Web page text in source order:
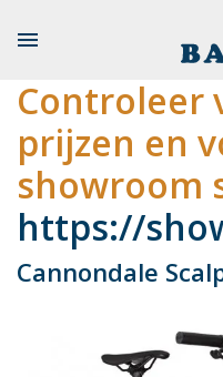

Controleer
prijzen en
showroom
https://
Cannondale